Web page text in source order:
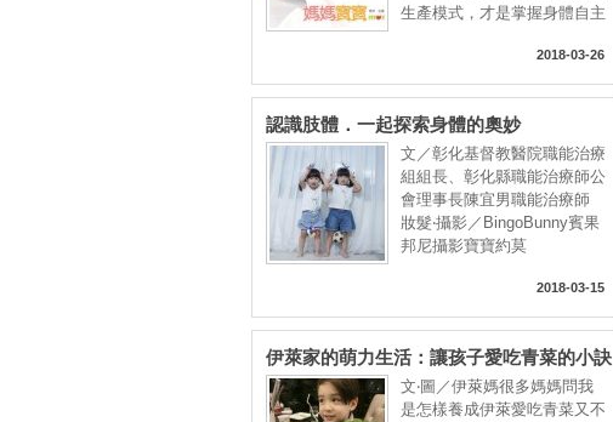
生產模式，才是掌握身體自主
2018-03-26
認識肢體．一起探索身體的奧妙
文／彰化基督教醫院職能治療
組組長、彰化縣職能治療師公
會理事長陳宜男職能治療師
妝髮‧攝影／BingoBunny賓果
邦尼攝影寶寶約莫
2018-03-15
伊萊家的萌力生活：讓孩子愛吃青菜的小訣
竅
文‧圖／伊萊媽很多媽媽問我
是怎樣養成伊萊愛吃青菜又不